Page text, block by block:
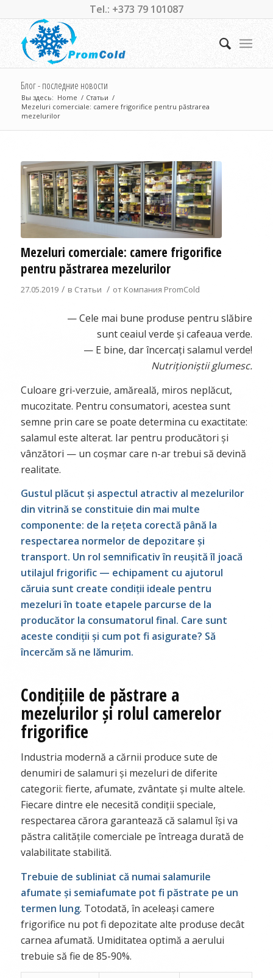
Tel.: +373 79 101087
Блог - последние новости
Вы здесь: Home / Статьи /
Mezeluri comerciale: camere frigorifice pentru păstrarea
mezelurilor
Mezeluri comerciale: camere frigorifice
pentru păstrarea mezelurilor
27.05.2019 / в Статьи / от Компания PromCold
— Cele mai bune produse pentru slăbire
sunt ceaiul verde și cafeaua verde.
— E bine, dar încercați salamul verde!
Nutriționiștii glumesc.
Culoare gri-verzuie, amăreală, miros neplăcut,
mucozitate. Pentru consumatori, acestea sunt
semne prin care se poate determina cu exactitate:
salamul este alterat. Iar pentru producători și
vânzători — un coșmar care n-ar trebui să devină
realitate.
Gustul plăcut și aspectul atractiv al mezelurilor
din vitrină se constituie din mai multe
componente: de la rețeta corectă până la
respectarea normelor de depozitare și
transport. Un rol semnificativ în reușită îl joacă
utilajul frigorific — echipament cu ajutorul
căruia sunt create condiții ideale pentru
mezeluri în toate etapele parcurse de la
producător la consumatorul final. Care sunt
aceste condiții și cum pot fi asigurate? Să
încercăm să ne lămurim.
Condițiile de păstrare a
mezelurilor și rolul camerelor
frigorifice
Industria modernă a cărnii produce sute de
denumiri de salamuri și mezeluri de diferite
categorii: fierte, afumate, zvântate și multe altele.
Fiecare dintre ele necesită condiții speciale,
respectarea cărora garantează că salamul își va
păstra calitățile comerciale pe întreaga durată de
valabilitate stabilită.
Trebuie de subliniat că numai salamurile
afumate și semiafumate pot fi păstrate pe un
termen lung. Totodată, în aceleași camere
frigorifice nu pot fi depozitate alte produse decât
carnea afumată. Umiditatea optimă a aerului
trebuie să fie de 85-90%.